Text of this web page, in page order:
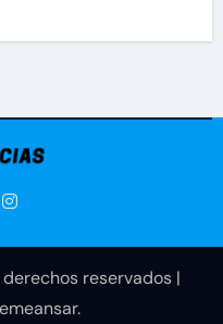
reservados |
.